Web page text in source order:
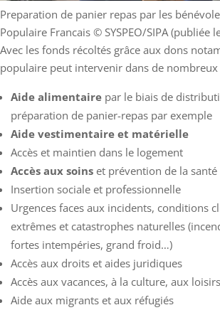
Preparation de panier repas par les
Populaire Francais © SYSPEO/SIPA (publiée
Avec les fonds récoltés grâce aux dons
populaire peut intervenir dans de nombreux
Aide alimentaire par le biais de
préparation de panier-repas par exemple
Aide vestimentaire et matérielle
Accès et maintien dans le logement
Accès aux soins et prévention de la santé
Insertion sociale et professionnelle
Urgences faces aux incidents, conditions
extrêmes et catastrophes naturelles
fortes intempéries, grand froid…)
Accès aux droits et aides juridiques
Accès aux vacances, à la culture, aux
Aide aux migrants et aux réfugiés